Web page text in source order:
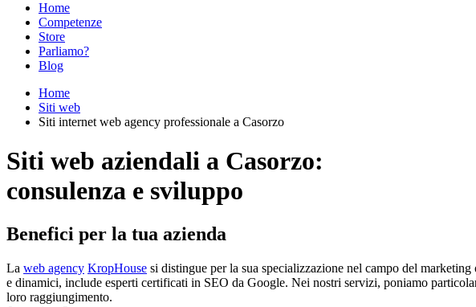
Home
Competenze
Store
Parliamo?
Blog
Home
Siti web
Siti internet web agency professionale a Casorzo
Siti web aziendali a Casorzo:
consulenza e sviluppo
Benefici per la tua azienda
La web agency KropHouse si distingue per la sua specializzazione nel campo del
e dinamici, include esperti certificati in SEO da Google. Nei nostri servizi, poniamo
loro raggiungimento.